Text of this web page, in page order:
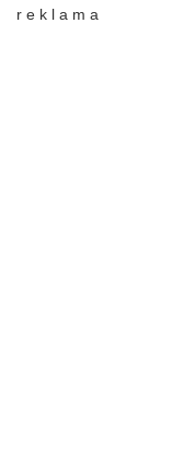
r e k l a m a